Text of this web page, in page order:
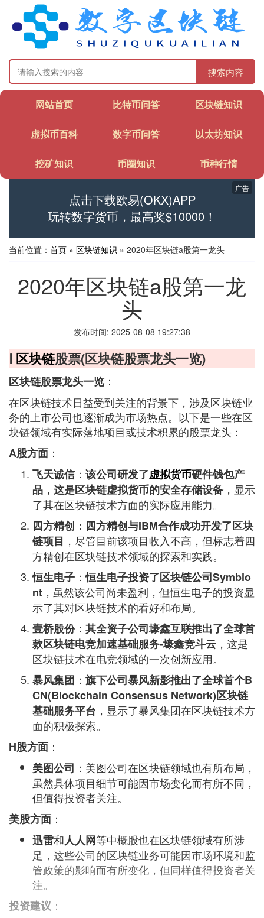
搜索内容
网站首页 比特币问答 区块链知识
虚拟币百科 数字币问答 以太坊知识
挖矿知识 币圈知识 币种行情
点击下载欧易(OKX)APP
玩转数字货币，最高奖$10000！
广告
当前位置： 首页 » 区块链知识 » 2020年区块链a股第一龙头
2020年区块链a股第一龙
头
发布时间: 2025-08-08 19:27:38
Ⅰ 区块链股票(区块链股票龙头一览)
区块链股票龙头一览 ：
在区块链技术日益受到关注的背景下，涉及区块链业
务的上市公司也逐渐成为市场热点。以下是一些在区
块链领域有实际落地项目或技术积累的股票龙头：
A股方面 ：
飞天诚信： 该公司研发了虚拟货币硬件钱包产
品，这是区块链虚拟货币的安全存储设备 ，显示
了其在区块链技术方面的实际应用能力。
四方精创 ： 四方精创与IBM合作成功开发了区块
链项目 ，尽管目前该项目收入不高，但标志着四
方精创在区块链技术领域的探索和实践。
恒生电子 ：恒生电子投资了区块链公司Symbio
nt ，虽然该公司尚未盈利，但恒生电子的投资显
示了其对区块链技术的看好和布局。
壹桥股份： 其全资子公司壕鑫互联推出了全球首
款区块链电竞加速基础服务-壕鑫竞斗云 ，这是
区块链技术在电竞领域的一次创新应用。
暴风集团 ： 旗下公司暴风新影推出了全球首个B
CN(Blockchain Consensus Network)区块链
基础服务平台 ，显示了暴风集团在区块链技术方
面的积极探索。
H股方面 ：
美图公司 ：美图公司在区块链领域也有所布局，
虽然具体项目细节可能因市场变化而有所不同，
但值得投资者关注。
美股方面 ：
迅雷和人人网等中概股也在区块链领域有所涉
足，这些公司的区块链业务可能因市场环境和监
管政策的影响而有所变化，但同样值得投资者关
注。
投资建议 ：